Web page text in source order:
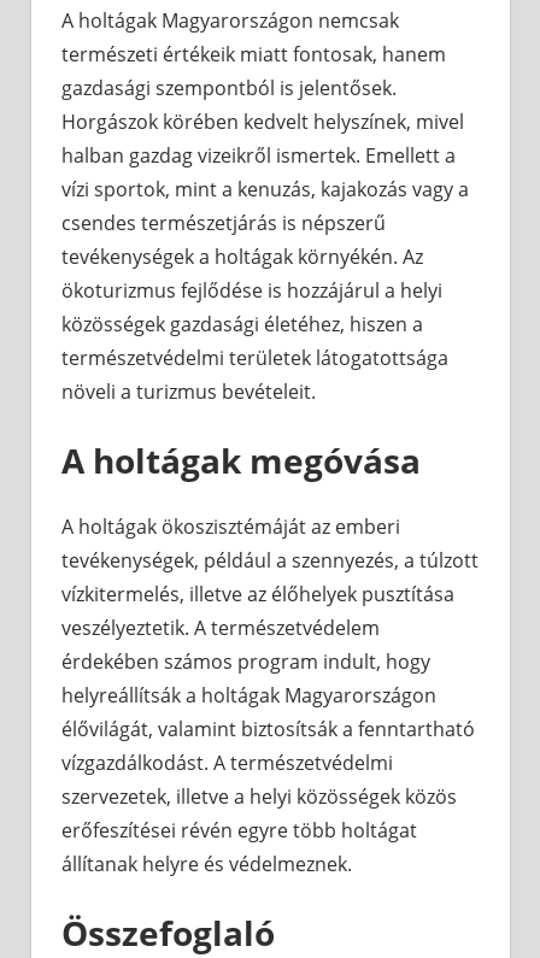
A holtágak Magyarországon nemcsak
természeti értékeik miatt fontosak, hanem
gazdasági szempontból is jelentősek.
Horgászok körében kedvelt helyszínek, mivel
halban gazdag vizeikről ismertek. Emellett a
vízi sportok, mint a kenuzás, kajakozás vagy a
csendes természetjárás is népszerű
tevékenységek a holtágak környékén. Az
ökoturizmus fejlődése is hozzájárul a helyi
közösségek gazdasági életéhez, hiszen a
természetvédelmi területek látogatottsága
növeli a turizmus bevételeit.
A holtágak megóvása
A holtágak ökoszisztémáját az emberi
tevékenységek, például a szennyezés, a túlzott
vízkitermelés, illetve az élőhelyek pusztítása
veszélyeztetik. A természetvédelem
érdekében számos program indult, hogy
helyreállítsák a holtágak Magyarországon
élővilágát, valamint biztosítsák a fenntartható
vízgazdálkodást. A természetvédelmi
szervezetek, illetve a helyi közösségek közös
erőfeszítései révén egyre több holtágat
állítanak helyre és védelmeznek.
Összefoglaló